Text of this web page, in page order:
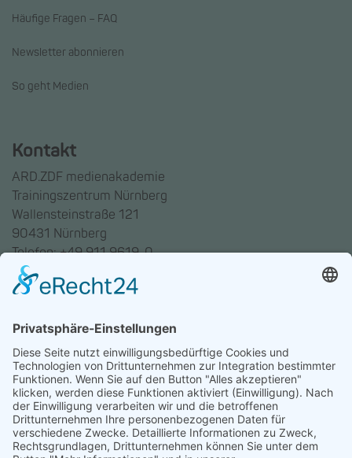
Häufige Fragen – FAQ
Newsletter abonnieren
So geht Medien
Kontakt
ARD.ZDF medienakademie
Trainingszentrum Nürnberg
Wallensteinstraße 121
90431 Nürnberg
Telefon: +49 911 9619-0
Trainingszentrum Hannover
30169 Hannover
Telefon: +49 511 123598-531
AGB